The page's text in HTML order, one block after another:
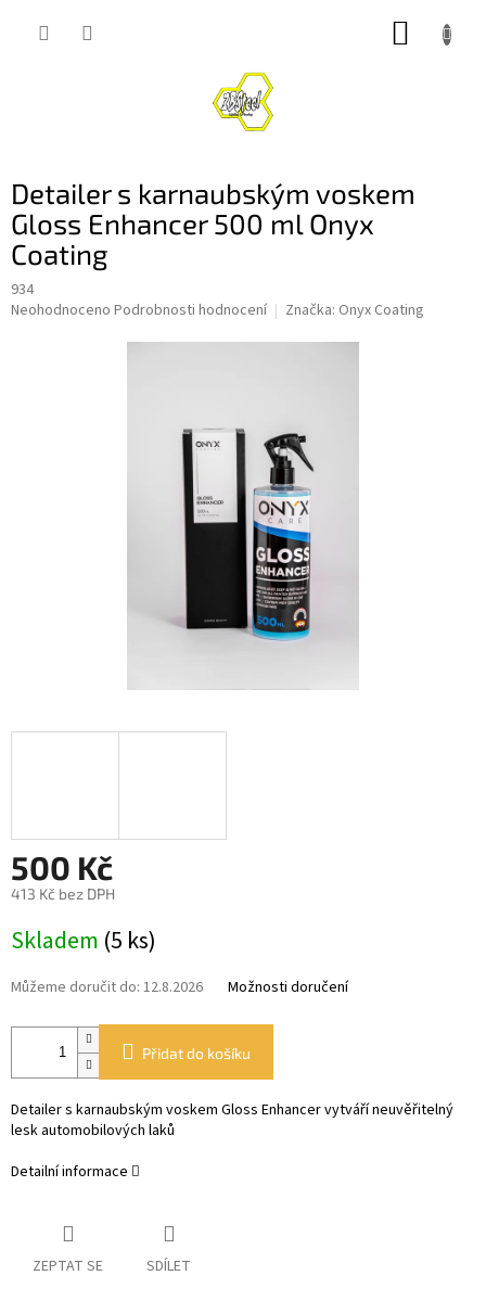
Detailer s karnaubským voskem
Gloss Enhancer 500 ml Onyx
Coating
934
Průměrné
Neohodnoceno Podrobnosti hodnocení Značka: Onyx Coating
500 Kč
413 Kč bez DPH
cena:
Skladem (5 ks)
Můžeme doručit do: 12.8.2026 Možnosti doručení
Přidat do košíku
Detailer s karnaubským voskem Gloss Enhancer vytváří neuvěřitelný
lesk automobilových laků
Detailní informace
ZEPTAT SE SDÍLET